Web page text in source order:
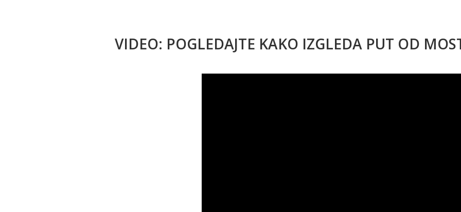
VIDEO: POGLEDAJTE KAKO IZGLEDA PUT OD